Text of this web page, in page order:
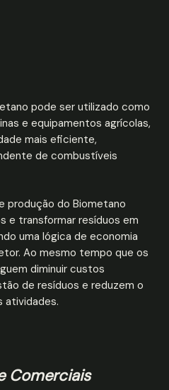
pode ser utilizado como
e equipamentos agrícolas,
mais eficiente,
de combustíveis
produção do Biometano
e transformar resíduos em
uma lógica de economia
Ao mesmo tempo que os
diminuir custos
de resíduos e reduzem o
atividades.
Comerciais